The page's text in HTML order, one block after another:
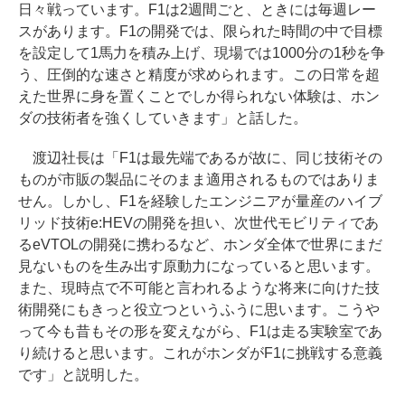
日々戦っています。F1は2週間ごと、ときには毎週レー
スがあります。F1の開発では、限られた時間の中で目標
を設定して1馬力を積み上げ、現場では1000分の1秒を争
う、圧倒的な速さと精度が求められます。この日常を超
えた世界に身を置くことでしか得られない体験は、ホン
ダの技術者を強くしていきます」と話した。
渡辺社長は「F1は最先端であるが故に、同じ技術その
ものが市販の製品にそのまま適用されるものではありま
せん。しかし、F1を経験したエンジニアが量産のハイブ
リッド技術e:HEVの開発を担い、次世代モビリティであ
るeVTOLの開発に携わるなど、ホンダ全体で世界にまだ
見ないものを生み出す原動力になっていると思います。
また、現時点で不可能と言われるような将来に向けた技
術開発にもきっと役立つというふうに思います。こうや
って今も昔もその形を変えながら、F1は走る実験室であ
り続けると思います。これがホンダがF1に挑戦する意義
です」と説明した。